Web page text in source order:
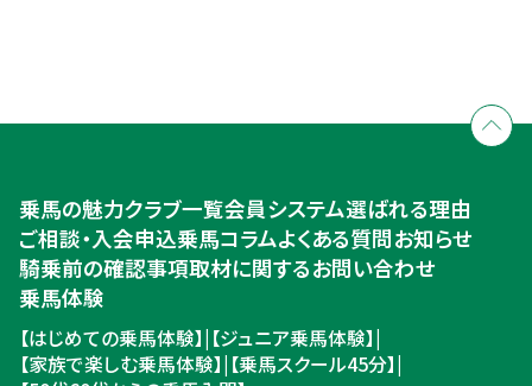
入会のご相談・申込
ご相談・入会申込
乗馬の魅力クラブ一覧会員システム選ばれる理由
ご相談・入会申込乗馬コラムよくある質問お知らせ
騎乗前の確認事項取材に関するお問い合わせ
乗馬体験
【はじめての乗馬体験】| 【ジュニア乗馬体験】|
【家族で楽しむ乗馬体験】| 【乗馬スクール45分】|